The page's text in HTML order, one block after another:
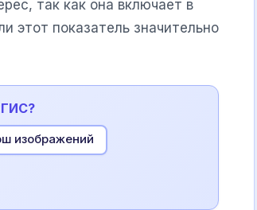
так как она включает в
этот показатель значительно
изображений